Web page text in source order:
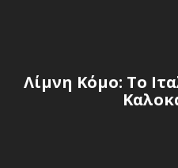
Λίμνη Κόμο: Το